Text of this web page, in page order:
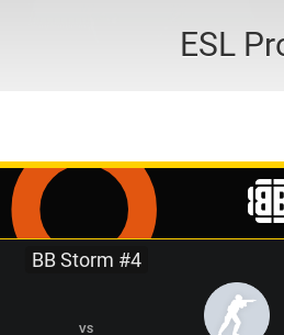
ESL
BB Storm #4
VS